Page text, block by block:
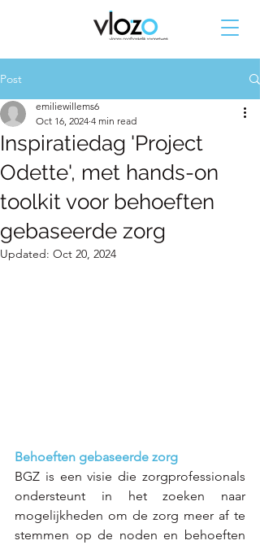
Post
Inspiratiedag 'Project
Odette', met hands-on
toolkit voor behoeften
gebaseerde zorg
emiliewillems6
Oct 16, 2024 4 min read
Updated: Oct 20, 2024
Behoeften gebaseerde zorg
BGZ is een visie die zorgprofessionals
ondersteunt in het zoeken naar
mogelijkheden om de zorg meer af te
stemmen op de noden en behoeften